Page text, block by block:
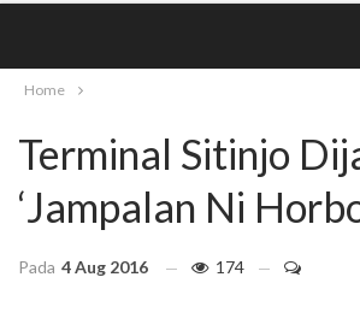
Home
Terminal Sitinjo
‘Jampalan Ni
Pada 4 Aug 2016 174